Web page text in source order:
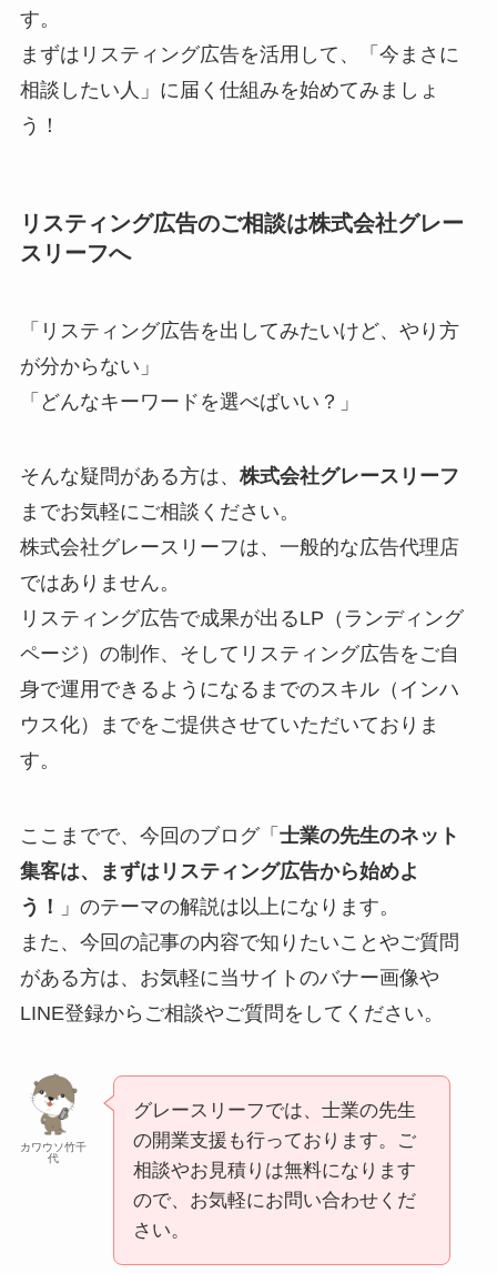
す。
まずはリスティング広告を活用して、「今まさに
相談したい人」に届く仕組みを始めてみましょ
う！
リスティング広告のご相談は株式会社グレー
スリーフへ
「リスティング広告を出してみたいけど、やり方
が分からない」
「どんなキーワードを選べばいい？」
そんな疑問がある方は、 株式会社グレースリーフ
までお気軽にご相談ください。
株式会社グレースリーフは、一般的な広告代理店
ではありません。
リスティング広告で成果が出るLP（ランディング
ページ）の制作、そしてリスティング広告をご自
身で運用できるようになるまでのスキル（インハ
ウス化）までをご提供させていただいておりま
す。
ここまでで、今回のブログ「 士業の先生のネット
集客は、まずはリスティング広告から始めよ
う！
」のテーマの解説は以上になります。
また、今回の記事の内容で知りたいことやご質問
がある方は、お気軽に当サイトのバナー画像や
LINE登録からご相談やご質問をしてください。
カワウソ竹千
代
グレースリーフでは、士業の先生
の開業支援も行っております。ご
相談やお見積りは無料になります
ので、お気軽にお問い合わせくだ
さい。